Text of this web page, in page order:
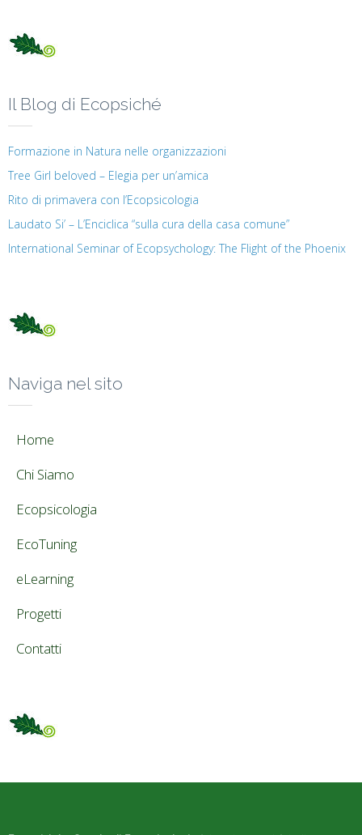
Il Blog di Ecopsiché
Formazione in Natura nelle organizzazioni
Tree Girl beloved – Elegia per un’amica
Rito di primavera con l’Ecopsicologia
Laudato Si’ – L’Enciclica “sulla cura della casa comune”
International Seminar of Ecopsychology: The Flight of the Phoenix
Naviga nel sito
Home
Chi Siamo
Ecopsicologia
EcoTuning
eLearning
Progetti
Contatti